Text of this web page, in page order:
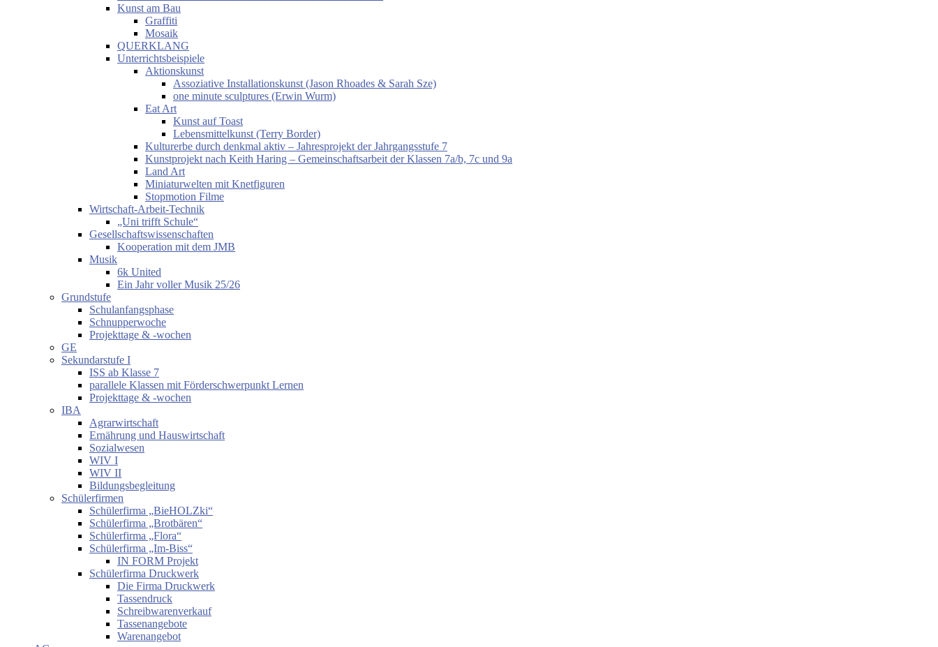
Kunst am Bau
Graffiti
Mosaik
QUERKLANG
Unterrichtsbeispiele
Aktionskunst
Assoziative Installationskunst (Jason Rhoades & Sarah Sze)
one minute sculptures (Erwin Wurm)
Eat Art
Kunst auf Toast
Lebensmittelkunst (Terry Border)
Kulturerbe durch denkmal aktiv – Jahresprojekt der Jahrgangsstufe 7
Kunstprojekt nach Keith Haring – Gemeinschaftsarbeit der Klassen 7a/b, 7c und 9a
Land Art
Miniaturwelten mit Knetfiguren
Stopmotion Filme
Wirtschaft-Arbeit-Technik
„Uni trifft Schule“
Gesellschaftswissenschaften
Kooperation mit dem JMB
Musik
6k United
Ein Jahr voller Musik 25/26
Grundstufe
Schulanfangsphase
Schnupperwoche
Projekttage & -wochen
GE
Sekundarstufe I
ISS ab Klasse 7
parallele Klassen mit Förderschwerpunkt Lernen
Projekttage & -wochen
IBA
Agrarwirtschaft
Ernährung und Hauswirtschaft
Sozialwesen
WIV I
WIV II
Bildungsbegleitung
Schülerfirmen
Schülerfirma „BieHOLZki“
Schülerfirma „Brotbären“
Schülerfirma „Flora“
Schülerfirma „Im-Biss“
IN FORM Projekt
Schülerfirma Druckwerk
Die Firma Druckwerk
Tassendruck
Schreibwarenverkauf
Tassenangebote
Warenangebot